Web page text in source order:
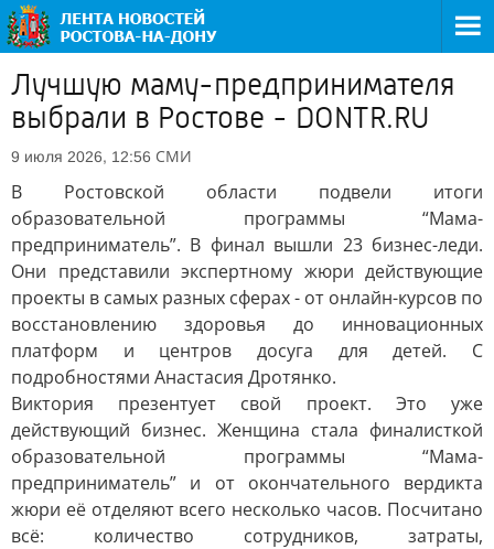
Лучшую маму-предпринимателя
выбрали в Ростове - DONTR.RU
9 июля 2026, 12:56 СМИ
В Ростовской области подвели итоги
образовательной программы “Мама-
предприниматель”. В финал вышли 23 бизнес-леди.
Они представили экспертному жюри действующие
проекты в самых разных сферах - от онлайн-курсов по
восстановлению здоровья до инновационных
платформ и центров досуга для детей. С
подробностями Анастасия Дротянко.
Виктория презентует свой проект. Это уже
действующий бизнес. Женщина стала финалисткой
образовательной программы “Мама-
предприниматель” и от окончательного вердикта
жюри её отделяют всего несколько часов. Посчитано
всё: количество сотрудников, затраты,